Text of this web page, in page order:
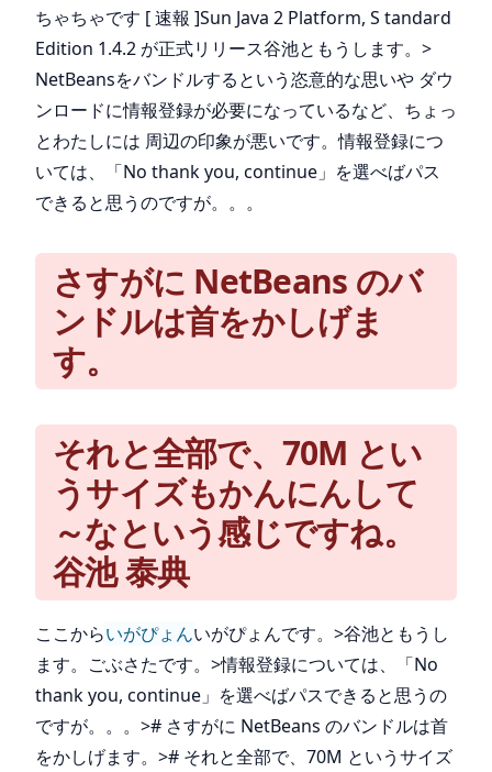
ちゃちゃです [ 速報 ]Sun Java 2 Platform, S tandard
Edition 1.4.2 が正式リリース谷池ともうします。>
NetBeansをバンドルするという恣意的な思いや ダウ
ンロードに情報登録が必要になっているなど、ちょっ
とわたしには 周辺の印象が悪いです。情報登録につ
いては、「No thank you, continue」を選べばパス
できると思うのですが。。。
さすがに NetBeans のバ
ンドルは首をかしげま
す。
それと全部で、70M とい
うサイズもかんにんして
～なという感じですね。
谷池 泰典
ここからいがぴょんいがぴょんです。>谷池ともうし
ます。ごぶさたです。>情報登録については、「No
thank you, continue」を選べばパスできると思うの
ですが。。。># さすがに NetBeans のバンドルは首
をかしげます。># それと全部で、70M というサイズ